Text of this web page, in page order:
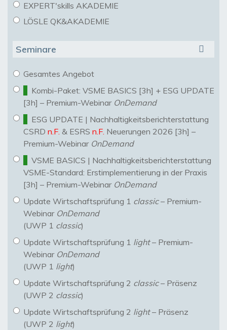
EXPERT'skills AKADEMIE
LÖSLE QK&AKADEMIE
Seminare
Gesamtes Angebot
Kombi-Paket: VSME BASICS [3h] + ESG UPDATE
[3h] – Premium-Webinar OnDemand
ESG UPDATE | Nachhaltigkeitsberichterstattung
CSRD n.F. & ESRS n.F. Neuerungen 2026 [3h] –
Premium-Webinar OnDemand
VSME BASICS | Nachhaltigkeitsberichterstattung
VSME-Standard: Erstimplementierung in der Praxis
[3h] – Premium-Webinar OnDemand
Update Wirtschaftsprüfung 1 classic– Premium-
Webinar OnDemand
(UWP 1 classic)
Update Wirtschaftsprüfung 1 light– Premium-
Webinar OnDemand
(UWP 1 light)
Update Wirtschaftsprüfung 2 classic– Präsenz
(UWP 2 classic)
Update Wirtschaftsprüfung 2 light– Präsenz
(UWP 2 light)